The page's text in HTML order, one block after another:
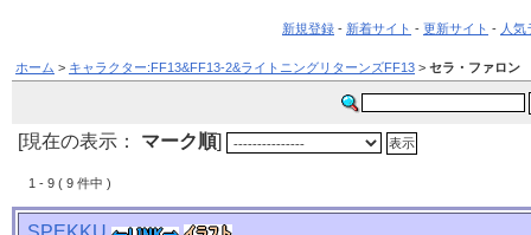
新規登録 - 新着サイト - 更新サイト - 人
ホーム > キャラクター:FF13&FF13-2&ライトニングリターンズFF13 > セラ・ファロン
[現在の表示： マーク順]
1 - 9 ( 9 件中 )